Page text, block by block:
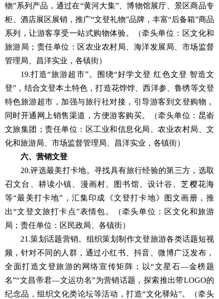
物”系列产品，通过在“黄河大集”、博物馆展厅、景区商品专
柜、酒店展区展销，推广“文登礼物”品牌，丰富“后备箱”商品
系列，让游客享受一站式购物体验。（牵头单位：区文化和
旅游局；责任单位：区农业农村局、海洋发展局、市场监督
管理局、昌洋实业，各镇街）
19.打造“旅游超市”。围绕“好学文登 红色文登 智造文
登”，结合文登本土特色，打造花饽饽、西洋参、鲁绣等文登
特色旅游超市，加强与旅行社对接，引导游客到文登购物，
同时开通网上销售渠道，方便游客购买。（牵头单位：昆嵛
文旅集团；责任单位：区工业和信息化局、农业农村局、文
化和旅游局、市场监督管理局、昌洋实业，各镇街）
六、营销文登
20.评选最美打卡地。寻找具有旅行经验的第三方，选取
召文台、耕读小镇、漫画村、图书馆、设计谷、芝樱花海
等“最美打卡地”，汇集印成《文登打卡地》图文画册，推
出“文登文旅打卡点”表情包。（牵头单位：区文化和旅游
局；责任单位：区民政局、各镇街）
21.策划话题营销。组织策划制作文登旅游各类话题短视
频，针对不同的人群，通过小红书、抖音、微博广泛发布，
全面打造文登旅游的网络宣传矩阵；以“文星石—金榜题
名”“文昌帝君—文运功名”为营销话题，探索推出带LOGO的
纪念品，组织文化类论坛等活动，打造“文化驿站”。（牵头